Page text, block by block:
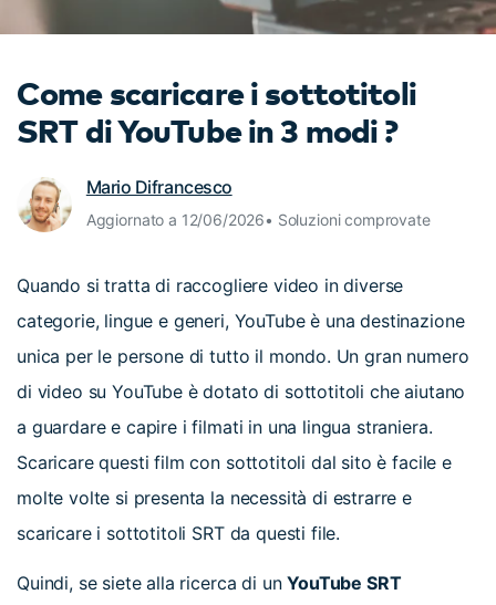
Tip per YouTube
Apprendimento
Come scaricare i sottotitoli
SRT di YouTube in 3 modi ?
Mario Difrancesco
Aggiornato a 12/06/2026• Soluzioni comprovate
Quando si tratta di raccogliere video in diverse
categorie, lingue e generi, YouTube è una destinazione
unica per le persone di tutto il mondo. Un gran numero
di video su YouTube è dotato di sottotitoli che aiutano
a guardare e capire i filmati in una lingua straniera.
Scaricare questi film con sottotitoli dal sito è facile e
molte volte si presenta la necessità di estrarre e
scaricare i sottotitoli SRT da questi file.
Quindi, se siete alla ricerca di un YouTube SRT